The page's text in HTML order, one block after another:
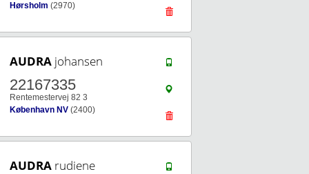
Hørsholm (2970)
AUDRA johansen
22167335
Rentemestervej 82 3
København NV (2400)
AUDRA rudiene